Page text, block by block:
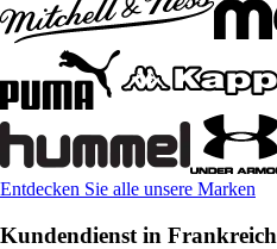
Entdecken Sie alle unsere Marken
Kundendienst in Frankreich